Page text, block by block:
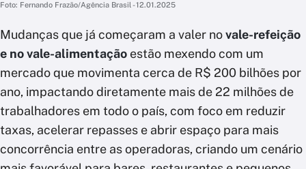
Foto: Fernando Frazão/Agência Brasil - 12.01.2025
Mudanças que já começaram a valer novale-refeição
e no vale-alimentação estão mexendo com um
mercado que movimenta cerca de R$ 200 bilhões por
ano, impactando diretamente mais de 22 milhões de
trabalhadores em todo o país, com foco em reduzir
taxas, acelerar repasses e abrir espaço para mais
concorrência entre as operadoras, criando um cenário